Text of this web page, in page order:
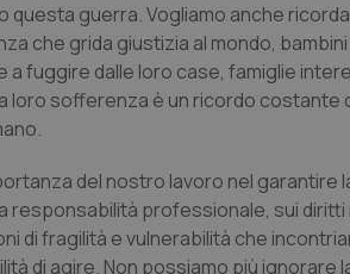
guerra. Vogliamo anche
che grida giustizia al mondo,
fuggire dalle loro case, famiglie
loro sofferenza è un ricordo
del nostro lavoro nel garantire
professionale, sui
di fragilità e vulnerabilità che
di agire. Non possiamo più ignorare